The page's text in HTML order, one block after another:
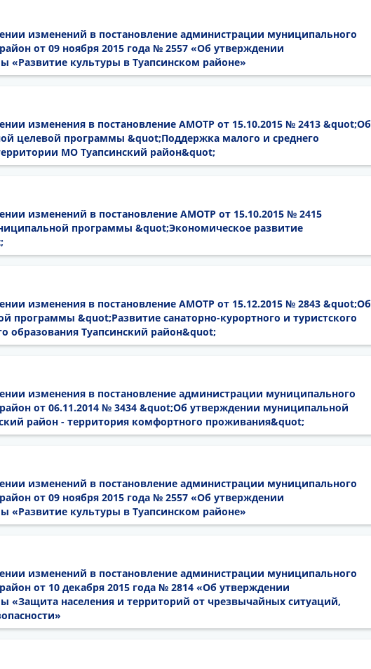
изменений в постановление администрации муниципального
от 09 ноября 2015 года № 2557 «Об утверждении
«Развитие культуры в Туапсинском районе»
изменения в постановление АМОТР от 15.10.2015 № 2413 &quot;Об
целевой программы &quot;Поддержка малого и среднего
МО Туапсинский район&quot;
изменений в постановление АМОТР от 15.10.2015 № 2415
программы &quot;Экономическое развитие
изменения в постановление АМОТР от 15.12.2015 № 2843 &quot;Об
программы &quot;Развитие санаторно-курортного и туристского
образования Туапсинский район&quot;
изменения в постановление администрации муниципального
от 06.11.2014 № 3434 &quot;Об утверждении муниципальной
район - территория комфортного проживания&quot;
изменений в постановление администрации муниципального
от 09 ноября 2015 года № 2557 «Об утверждении
«Развитие культуры в Туапсинском районе»
изменений в постановление администрации муниципального
от 10 декабря 2015 года № 2814 «Об утверждении
«Защита населения и территорий от чрезвычайных ситуаций,